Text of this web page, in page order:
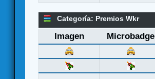
Categoría: Premios Wkr
Imagen Microbadge